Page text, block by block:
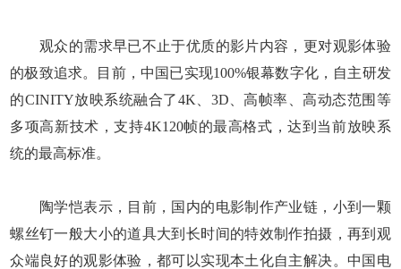
观众的需求早已不止于优质的影片内容，更对观影体验
的极致追求。目前，中国已实现100%银幕数字化，自主研发
的CINITY放映系统融合了4K、3D、高帧率、高动态范围等
多项高新技术，支持4K120帧的最高格式，达到当前放映系
统的最高标准。
陶学恺表示，目前，国内的电影制作产业链，小到一颗
螺丝钉一般大小的道具大到长时间的特效制作拍摄，再到观
众端良好的观影体验，都可以实现本土化自主解决。中国电